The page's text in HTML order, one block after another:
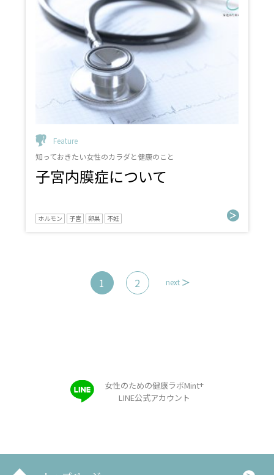
Feature
知っておきたい女性のカラダと健康のこと
子宮内膜症について
ホルモン 子宮 卵巣 不妊
1 2 next
女性のための健康ラボMint+
LINE公式アカウント